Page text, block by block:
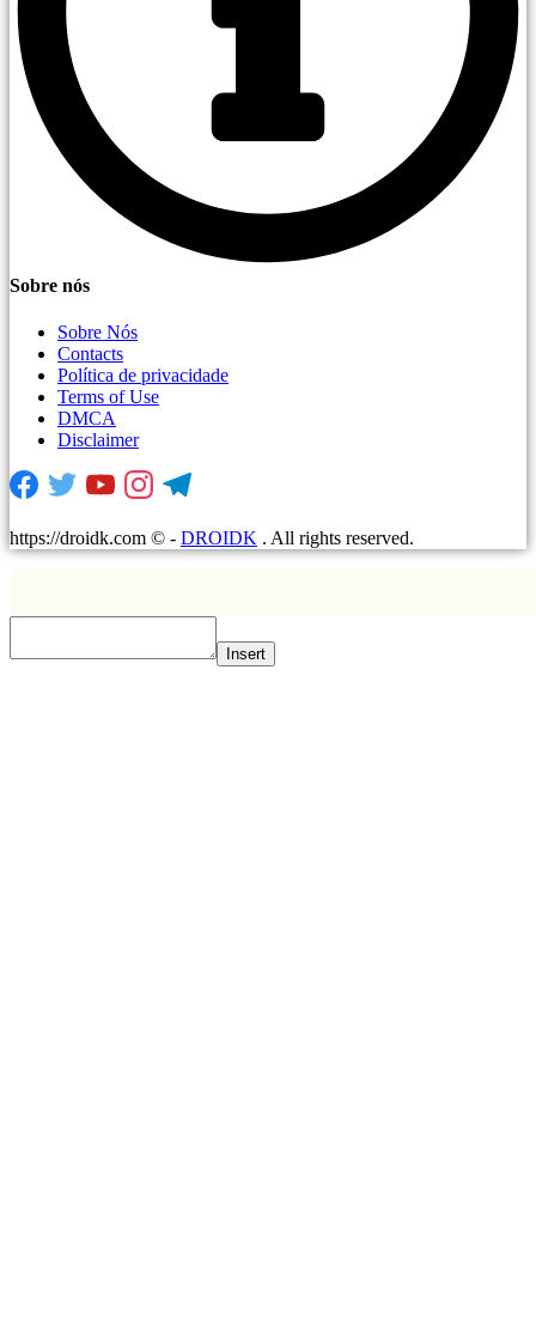
Sobre nós
Sobre Nós
Contacts
Política de privacidade
Terms of Use
DMCA
Disclaimer
https://droidk.com © - DROIDK . All rights reserved.
Insert